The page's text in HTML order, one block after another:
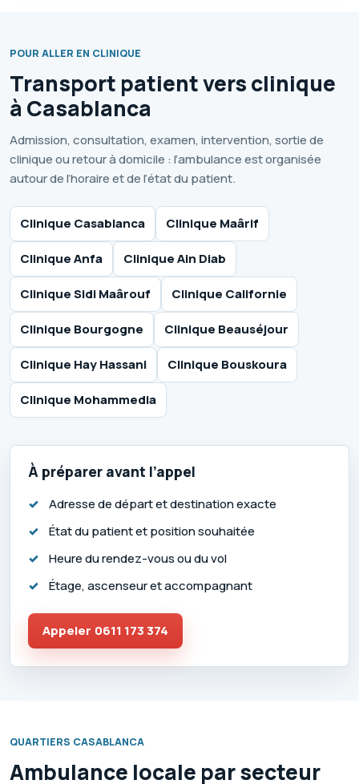
POUR ALLER EN CLINIQUE
Transport patient vers clinique
à Casablanca
Admission, consultation, examen, intervention, sortie de
clinique ou retour à domicile : l’ambulance est organisée
autour de l’horaire et de l’état du patient.
Clinique Casablanca Clinique Maârif
Clinique Anfa Clinique Ain Diab
Clinique Sidi Maârouf Clinique Californie
Clinique Bourgogne Clinique Beauséjour
Clinique Hay Hassani Clinique Bouskoura
Clinique Mohammedia
À préparer avant l’appel
Adresse de départ et destination exacte
État du patient et position souhaitée
Heure du rendez-vous ou du vol
Étage, ascenseur et accompagnant
Appeler 0611 173 374
QUARTIERS CASABLANCA
Ambulance locale par secteur